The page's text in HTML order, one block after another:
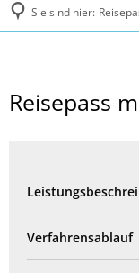
Sie sind hier:
Reisepass
Verfahrensablauf